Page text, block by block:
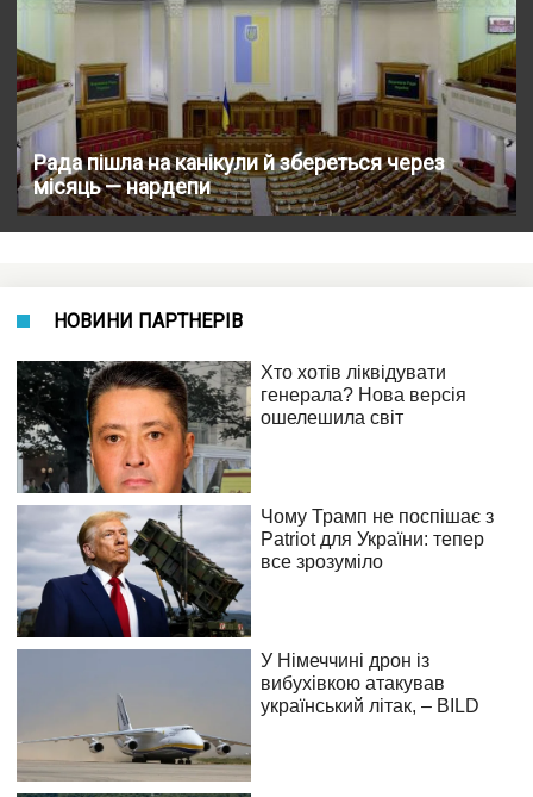
Рада пішла на канікули й збереться через
місяць — нардепи
НОВИНИ ПАРТНЕРІВ